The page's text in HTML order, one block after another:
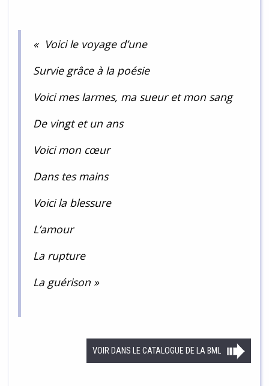
« Voici le voyage d’une
Survie grâce à la poésie
Voici mes larmes, ma sueur et mon sang
De vingt et un ans
Voici mon cœur
Dans tes mains
Voici la blessure
L’amour
La rupture
La guérison »
VOIR DANS LE CATALOGUE DE LA BML